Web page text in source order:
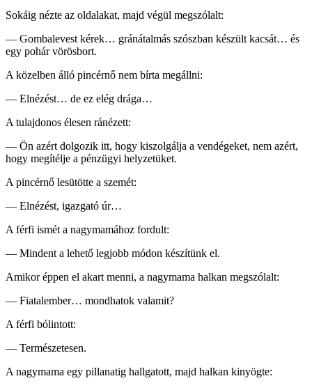
Sokáig nézte az oldalakat, majd végül megszólalt:
— Gombalevest kérek… gránátalmás szószban készült kacsát… és
egy pohár vörösbort.
A közelben álló pincérnő nem bírta megállni:
— Elnézést… de ez elég drága…
A tulajdonos élesen ránézett:
— Ön azért dolgozik itt, hogy kiszolgálja a vendégeket, nem azért,
hogy megítélje a pénzügyi helyzetüket.
A pincérnő lesütötte a szemét:
— Elnézést, igazgató úr…
A férfi ismét a nagymamához fordult:
— Mindent a lehető legjobb módon készítünk el.
Amikor éppen el akart menni, a nagymama halkan megszólalt:
— Fiatalember… mondhatok valamit?
A férfi bólintott:
— Természetesen.
A nagymama egy pillanatig hallgatott, majd halkan kinyögte: